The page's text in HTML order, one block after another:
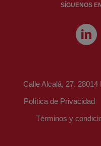
SÍGUENOS
Calle Alcalá, 27. 28014
Política de Privacidad
Términos y